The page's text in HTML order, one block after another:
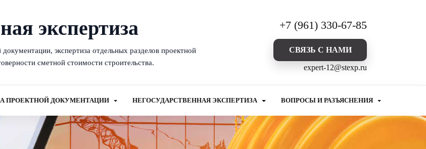
экспертиза
экспертиза отдельных разделов проектной
сметной стоимости строительства.
+7 (961) 330-67-85
CВЯЗЬ С НАМИ
expert-12@stexp.ru
ПРОЕКТНОЙ ДОКУМЕНТАЦИИ НЕГОСУДАРСТВЕННАЯ ЭКСПЕРТИЗА ВОПРОСЫ И РАЗЪЯСНЕНИЯ